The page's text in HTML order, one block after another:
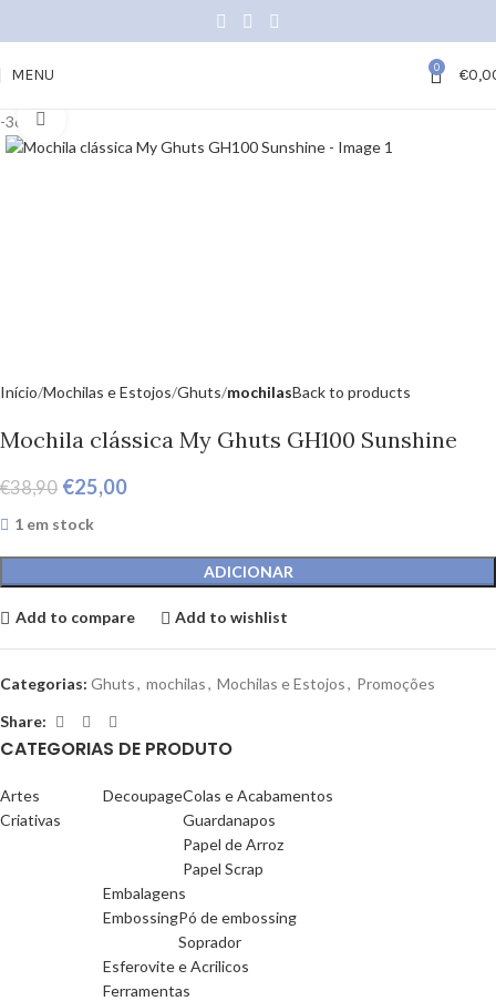
MENU 0 €
-36%
Início Mochilas e Estojos Ghuts mochilasBack to products
Mochila clássica My Ghuts GH100 Sunshine
€38,90 €25,00
1 em stock
ADICIONAR
Add to compare Add to wishlist
Categorias: Ghuts, mochilas, Mochilas e Estojos, Promoções
Share:
CATEGORIAS DE PRODUTO
Artes
Criativas
DecoupageColas e Acabamentos
Guardanapos
Papel de Arroz
Papel Scrap
Embalagens
EmbossingPó de embossing
Soprador
Esferovite e Acrilicos
Ferramentas